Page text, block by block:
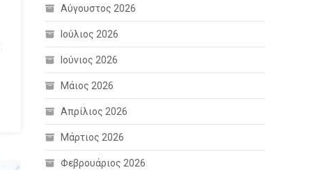
Αύγουστος 2026
Ιούλιος 2026
Ιούνιος 2026
Μάιος 2026
Απρίλιος 2026
Μάρτιος 2026
Φεβρουάριος 2026